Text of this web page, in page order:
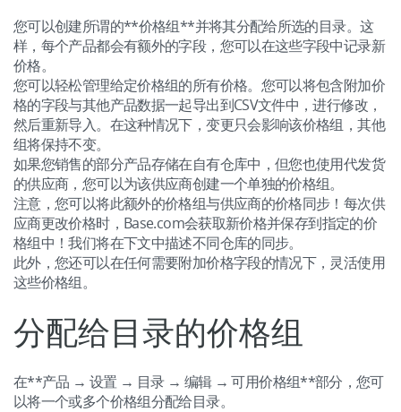
合作与合作伙伴
联系方式
english (IN)
Čeština
deutsch
português (BR)
中文
您可以创建所谓的**价格组**并将其分配给所选的目录。这
样，每个产品都会有额外的字段，您可以在这些字段中记录新
价格。
您可以轻松管理给定价格组的所有价格。您可以将包含附加价
格的字段与其他产品数据一起导出到CSV文件中，进行修改，
然后重新导入。在这种情况下，变更只会影响该价格组，其他
组将保持不变。
如果您销售的部分产品存储在自有仓库中，但您也使用代发货
的供应商，您可以为该供应商创建一个单独的价格组。
注意，您可以将此额外的价格组与供应商的价格同步！每次供
应商更改价格时，Base.com会获取新价格并保存到指定的价
格组中！我们将在下文中描述不同仓库的同步。
此外，您还可以在任何需要附加价格字段的情况下，灵活使用
这些价格组。
分配给目录的价格组
在**产品 → 设置 → 目录 → 编辑 → 可用价格组**部分，您可
以将一个或多个价格组分配给目录。